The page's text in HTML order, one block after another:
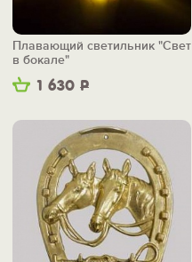
1 630 Р
Плавающий светильник "Свет
в бокале"